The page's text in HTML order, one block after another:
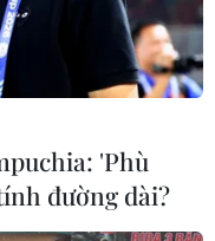
'Phù
đường dài?